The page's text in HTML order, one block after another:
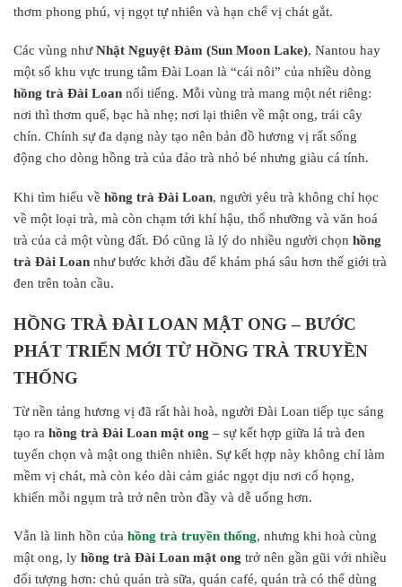
thơm phong phú, vị ngọt tự nhiên và hạn chế vị chát gắt.
Các vùng nhưNhật Nguyệt Đàm (Sun Moon Lake), Nantou hay
một số khu vực trung tâm Đài Loan là “cái nôi” của nhiều dòng
hồng trà Đài Loan nổi tiếng. Mỗi vùng trà mang một nét riêng:
nơi thì thơm quế, bạc hà nhẹ; nơi lại thiên về mật ong, trái cây
chín. Chính sự đa dạng này tạo nên bản đồ hương vị rất sống
động cho dòng hồng trà của đảo trà nhỏ bé nhưng giàu cá tính.
Khi tìm hiểu về hồng trà Đài Loan, người yêu trà không chỉ học
về một loại trà, mà còn chạm tới khí hậu, thổ nhưỡng và văn hoá
trà của cả một vùng đất. Đó cũng là lý do nhiều người chọn hồng
trà Đài Loan như bước khởi đầu để khám phá sâu hơn thế giới trà
đen trên toàn cầu.
HỒNG TRÀ ĐÀI LOAN MẬT ONG – BƯỚC
PHÁT TRIỂN MỚI TỪ HỒNG TRÀ TRUYỀN
THỐNG
Từ nền tảng hương vị đã rất hài hoà, người Đài Loan tiếp tục sáng
tạo ra hồng trà Đài Loan mật ong – sự kết hợp giữa lá trà đen
tuyển chọn và mật ong thiên nhiên. Sự kết hợp này không chỉ làm
mềm vị chát, mà còn kéo dài cảm giác ngọt dịu nơi cổ họng,
khiến mỗi ngụm trà trở nên tròn đầy và dễ uống hơn.
Vẫn là linh hồn của hồng trà truyền thống, nhưng khi hoà cùng
mật ong, ly hồng trà Đài Loan mật ong trở nên gần gũi với nhiều
đối tượng hơn: chủ quán trà sữa, quán café, quán trà có thể dùng